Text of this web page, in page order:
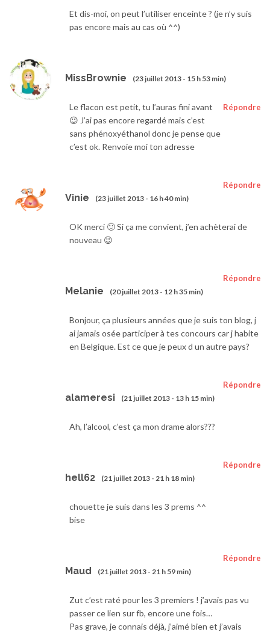
Et dis-moi, on peut l’utiliser enceinte ? (je n’y suis
pas encore mais au cas où ^^)
MissBrownie (23 juillet 2013 - 15 h 53 min)
Répondre
Le flacon est petit, tu l’auras fini avant
😉 J’ai pas encore regardé mais c’est
sans phénoxyéthanol donc je pense que
c’est ok. Renvoie moi ton adresse
Vinie (23 juillet 2013 - 16 h 40 min)
Répondre
OK merci 🙂 Si ça me convient, j’en achèterai de
nouveau 😉
Melanie (20 juillet 2013 - 12 h 35 min)
Répondre
Bonjour, ça plusieurs années que je suis ton blog, j
ai jamais osée participer à tes concours car j habite
en Belgique. Est ce que je peux d un autre pays?
alameresi (21 juillet 2013 - 13 h 15 min)
Répondre
Ah, l’alcool, c’est ça mon drame alors???
hell62 (21 juillet 2013 - 21 h 18 min)
Répondre
chouette je suis dans les 3 prems ^^
bise
Maud (21 juillet 2013 - 21 h 59 min)
Répondre
Zut c’est raté pour les 3 premiers ! j’avais pas vu
passer ce lien sur fb, encore une fois…
Pas grave, je connais déjà, j’aimé bien et j’avais